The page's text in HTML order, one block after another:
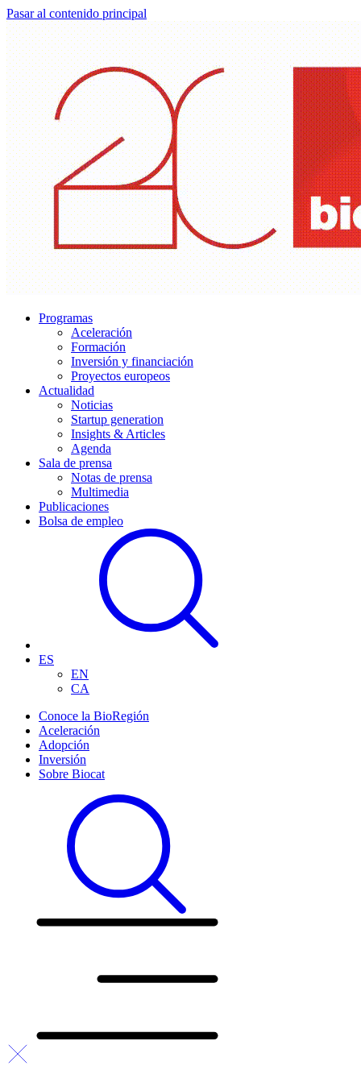
Pasar al contenido principal
Programas
Aceleración
Formación
Inversión y financiación
Proyectos europeos
Actualidad
Noticias
Startup generation
Insights & Articles
Agenda
Sala de prensa
Notas de prensa
Multimedia
Publicaciones
Bolsa de empleo
ES
EN
CA
Conoce la BioRegión
Aceleración
Adopción
Inversión
Sobre Biocat